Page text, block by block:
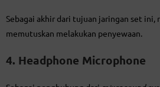
Sebagai akhir dari tujuan jaringan set
memutuskan melakukan penyewaan.
4. Headphone Microphone